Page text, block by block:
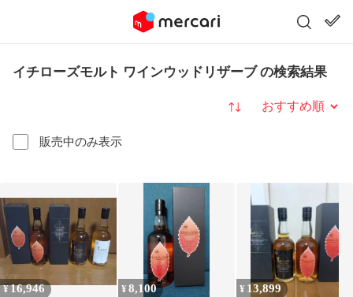
イチローズモルト ワインウッドリザーブ の検索結果
販売中のみ表示
並び替え
¥16,946 ¥8,100 ¥ 13,899